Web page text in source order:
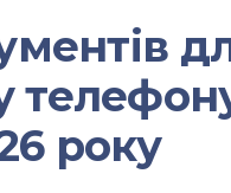
року